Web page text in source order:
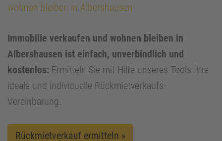
wohnen bleiben in Albershausen
Immobilie verkaufen und wohnen bleiben in
Albershausen ist einfach, unverbindlich und
kostenlos: Ermitteln Sie mit Hilfe unseres Tools Ihre
ideale und individuelle Rückmietverkaufs-
Vereinbarung.
Rückmietverkauf ermitteln »